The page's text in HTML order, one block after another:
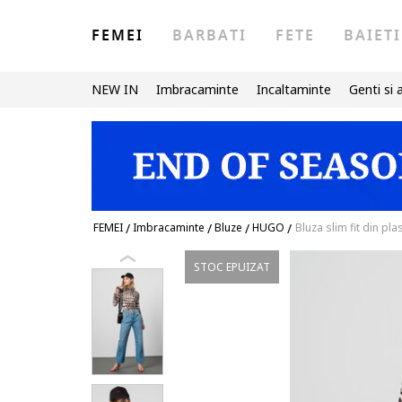
FEMEI BARBATI FETE BAIETI
NEW IN Imbracaminte Incaltaminte Genti si
FEMEI/Imbracaminte /Bluze /HUGO / Bluza slim fit din
STOC EPUIZAT